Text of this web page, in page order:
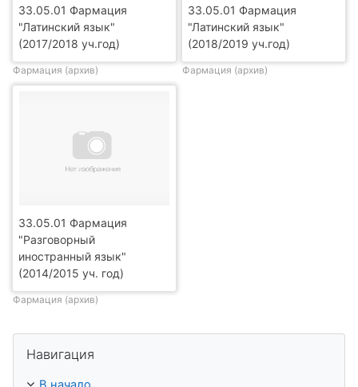
33.05.01 Фармация
"Латинский язык"
(2017/2018 уч.год)
Фармация (архив)
33.05.01 Фармация
"Латинский язык"
(2018/2019 уч.год)
Фармация (архив)
33.05.01 Фармация
"Разговорный
иностранный язык"
(2014/2015 уч. год)
Фармация (архив)
Навигация